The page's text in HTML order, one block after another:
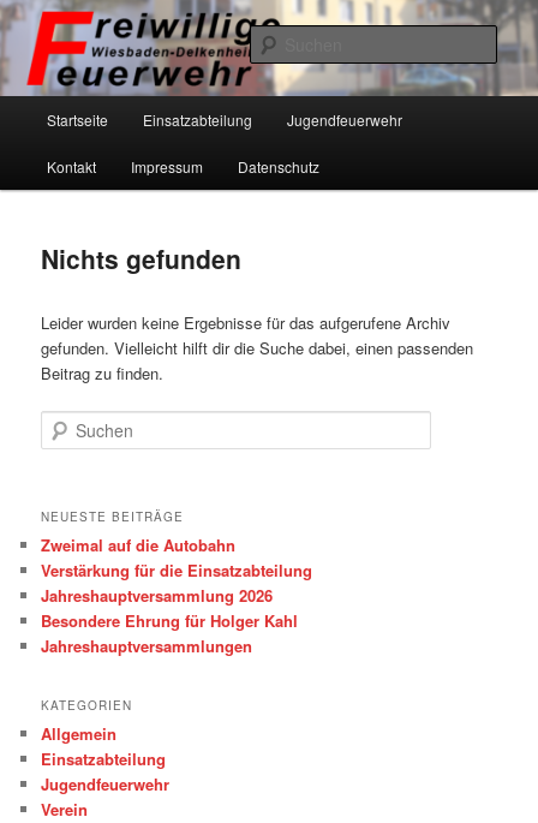
Zum
primären
Inhalt
springen
Zum
sekundären
Inhalt
springenFreiwillige Feuerwehr Wiesbaden-
Startseite Einsatzabteilung Jugendfeuerwehr
Kontakt Impressum Datenschutz
Nichts gefunden
Leider wurden keine Ergebnisse für das aufgerufene Archiv
gefunden. Vielleicht hilft dir die Suche dabei, einen passenden
Beitrag zu finden.
Suchen
NEUESTE BEITRÄGE
Zweimal auf die Autobahn
Verstärkung für die Einsatzabteilung
Jahreshauptversammlung 2026
Besondere Ehrung für Holger Kahl
Jahreshauptversammlungen
KATEGORIEN
Allgemein
Einsatzabteilung
Jugendfeuerwehr
Verein